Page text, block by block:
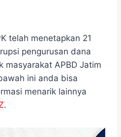
telah menetapkan 21
pengurusan dana
masyarakat APBD Jatim
ini anda bisa
menarik lainnya
.